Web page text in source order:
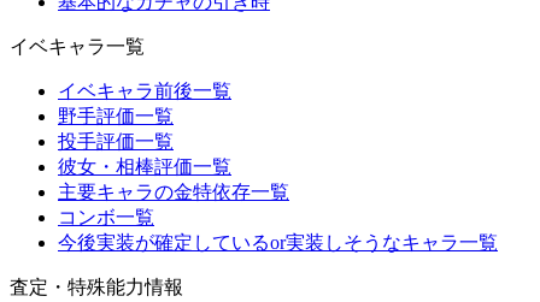
イベキャラ一覧
イベキャラ前後一覧
野手評価一覧
投手評価一覧
彼女・相棒評価一覧
主要キャラの金特依存一覧
コンボ一覧
今後実装が確定しているor実装しそうなキャラ一覧
査定・特殊能力情報